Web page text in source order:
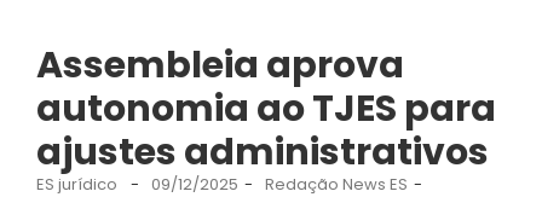
Assembleia aprova
autonomia ao TJES para
ajustes administrativos
ES jurídico - 09/12/2025 - Redação News ES -